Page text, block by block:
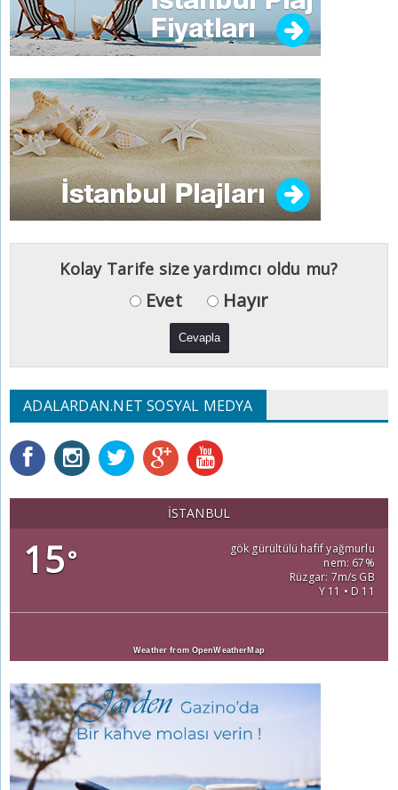
Kolay Tarife size yardımcı oldu mu?
Evet Hayır
ADALARDAN.NET SOSYAL MEDYA
İSTANBUL
15°
gök gürültülü hafif yağmurlu
nem: 67%
Rüzgar: 7m/s GB
Y 11 • D 11
Weather from OpenWeatherMap